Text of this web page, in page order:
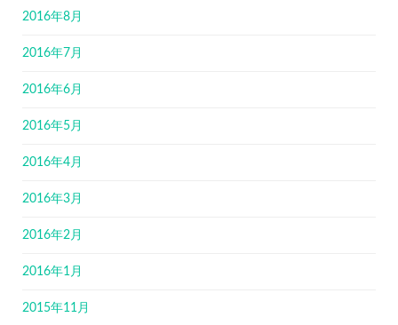
2016年8月
2016年7月
2016年6月
2016年5月
2016年4月
2016年3月
2016年2月
2016年1月
2015年11月